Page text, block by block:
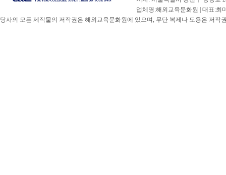
업체명:해외교육문화원 | 대표:최
당사의 모든 제작물의 저작권은 해외교육문화원에 있으며, 무단 복제나 도용은 저